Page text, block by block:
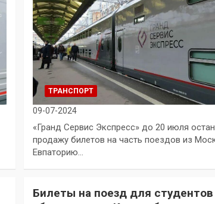
ТРАНСПОРТ
09-07-2024
«Гранд Сервис Экспресс» до 20 июля
продажу билетов на часть поездов из
Евпаторию…
Билеты на поезд для студентов